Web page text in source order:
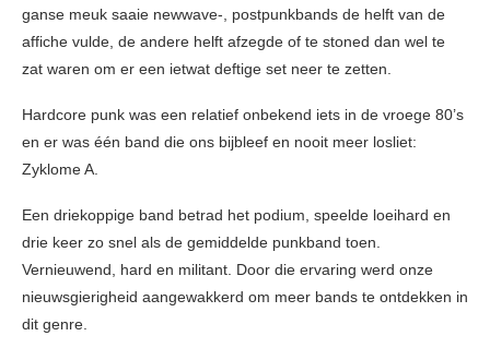
ganse meuk saaie newwave-, postpunkbands de helft van de
affiche vulde, de andere helft afzegde of te stoned dan wel te
zat waren om er een ietwat deftige set neer te zetten.
Hardcore punk was een relatief onbekend iets in de vroege 80’s
en er was één band die ons bijbleef en nooit meer losliet:
Zyklome A.
Een driekoppige band betrad het podium, speelde loeihard en
drie keer zo snel als de gemiddelde punkband toen.
Vernieuwend, hard en militant. Door die ervaring werd onze
nieuwsgierigheid aangewakkerd om meer bands te ontdekken in
dit genre.